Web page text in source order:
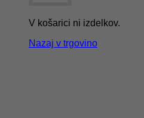
V košarici ni izdelkov.
Nazaj v trgovino